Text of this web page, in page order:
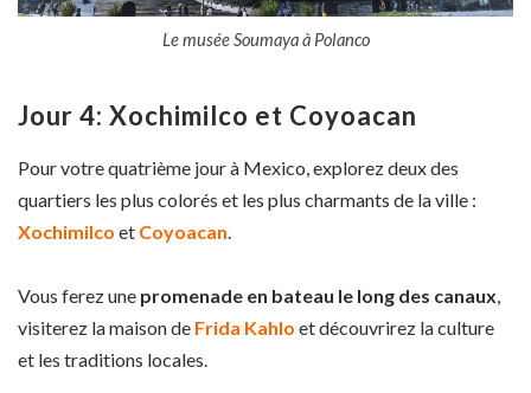
Le musée Soumaya à Polanco
Jour 4: Xochimilco et Coyoacan
Pour votre quatrième jour à Mexico, explorez deux des
quartiers les plus colorés et les plus charmants de la ville :
Xochimilco et Coyoacan.
Vous ferez une promenade en bateau le long des canaux,
visiterez la maison de Frida Kahlo et découvrirez la culture
et les traditions locales.